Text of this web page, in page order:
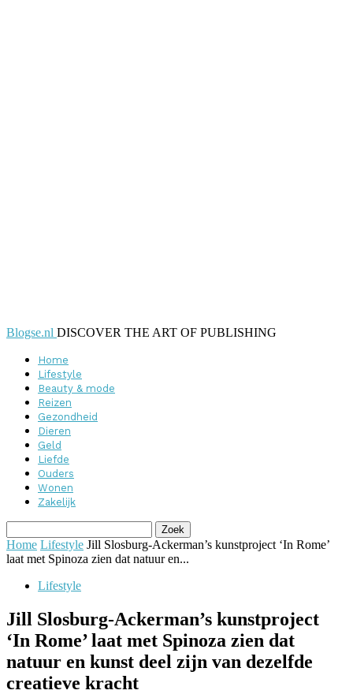
Blogse.nl DISCOVER THE ART OF PUBLISHING
Home
Lifestyle
Beauty & mode
Reizen
Gezondheid
Dieren
Geld
Liefde
Ouders
Wonen
Zakelijk
Home Lifestyle Jill Slosburg-Ackerman’s kunstproject ‘In Rome’
laat met Spinoza zien dat natuur en...
Lifestyle
Jill Slosburg-Ackerman’s kunstproject
‘In Rome’ laat met Spinoza zien dat
natuur en kunst deel zijn van dezelfde
creatieve kracht